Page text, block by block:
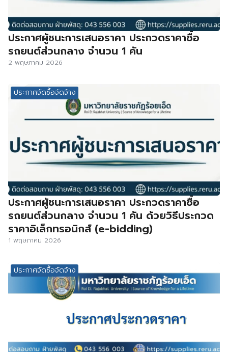
ประกาศผู้ชนะการเสนอราคา ประกวดราคาซื้อ
รถยนต์ส่วนกลาง จำนวน 1 คัน
2 พฤษภาคม 2026
ประกาศจัดซื้อจัดจ้าง
ประกาศผู้ชนะการเสนอราคา ประกวดราคาซื้อ
รถยนต์ส่วนกลาง จำนวน 1 คัน ด้วยวิธีประกวด
ราคาอิเล็กทรอนิกส์ (e-bidding)
1 พฤษภาคม 2026
ประกาศจัดซื้อจัดจ้าง